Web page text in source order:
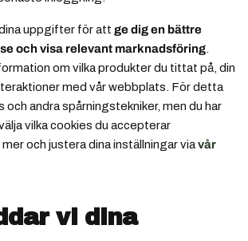
uppgifter för att ge dig en bättre
och visa relevant marknadsföring
om vilka produkter du tittat på, din
med vår webbplats. För detta
och andra spårningstekniker, men du har
vilka cookies du accepterar
mer och justera dina inställningar viavår
vi dina